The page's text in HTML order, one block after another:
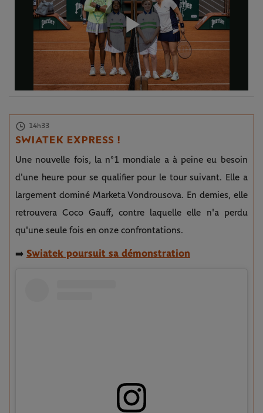
Play
Video
14h33
SWIATEK EXPRESS !
Une nouvelle fois, la n°1 mondiale a à peine eu besoin
d'une heure pour se qualifier pour le tour suivant. Elle a
largement dominé Marketa Vondrousova. En demies, elle
retrouvera Coco Gauff, contre laquelle elle n'a perdu
qu'une seule fois en onze confrontations.
➡️ Swiatek poursuit sa démonstration